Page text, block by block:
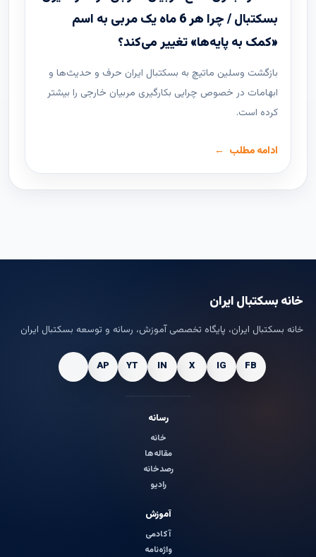
بسکتبال / چرا هر 6 ماه یک مربی به اسم
«کمک به پایه‌ها» تغییر می‌کند؟
بازگشت وسلین ماتیچ به بسکتبال ایران حرف و حدیث‌ها و
ابهامات در خصوص چرایی بکارگیری مربیان خارجی را بیشتر
کرده است.
ادامه مطلب
خانه بسکتبال ایران
خانه بسکتبال ایران، پایگاه تخصصی آموزش، رسانه و توسعه بسکتبال ایران
رسانه
خانه
مقاله‌ها
رصدخانه
رادیو
آموزش
آکادمی
واژه‌نامه